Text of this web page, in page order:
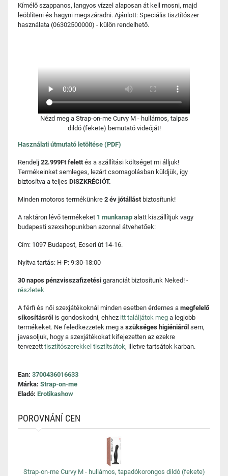
Kímélő szappanos, langyos vízzel alaposan át kell mosni, majd
leöblíteni és hagyni megszáradni. Ajánlott: Speciális tisztítószer
használata (06302500000) - külön rendelhető.
Nézd meg a Strap-on-me Curvy M - hullámos, talpas
dildó (fekete) bemutató videóját!
Használati útmutató letöltése (PDF)
Rendelj 22.999Ft felettés a szállítási költséget mi álljuk!
Termékeinket semleges, lezárt csomagolásban küldjük, így
biztosítva a teljes DISZKRÉCIÓT.
Minden motoros termékünkre 2 év jótállást biztosítunk!
A raktáron lévő termékeket 1 munkanap alatt kiszállítjuk vagy
budapesti szexshopunkban azonnal átvehetőek:
Cím: 1097 Budapest, Ecseri út 14-16.
Nyitva tartás: H-P: 9:30-18:00
30 napos pénzvisszafizetési garanciát biztosítunk Neked! -
részletek
A férfi és női szexjátékoknál minden esetben érdemes a megfelelő
síkosításról is gondoskodni, ehhez itt találjátok meg a legjobb
termékeket. Ne feledkezzetek meg a szükséges higiéniáról sem,
javasoljuk, hogy a szexjátékokat kifejezetten az ezekre
tervezett tisztítószerekkel tisztítsátok, illetve tartsátok karban.
Ean: 3700436016633
Márka: Strap-on-me
Eladó: Erotikashow
POROVNÁNÍ CEN
Strap-on-me Curvy M - hullámos, tapadókorongos dildó (fekete)